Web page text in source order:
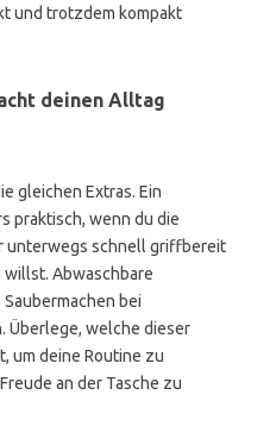
und trotzdem kompakt
deinen Alltag
gleichen Extras. Ein
praktisch, wenn du die
unterwegs schnell griffbereit
Abwaschbare
bei
Überlege, welche dieser
um deine Routine zu
an der Tasche zu